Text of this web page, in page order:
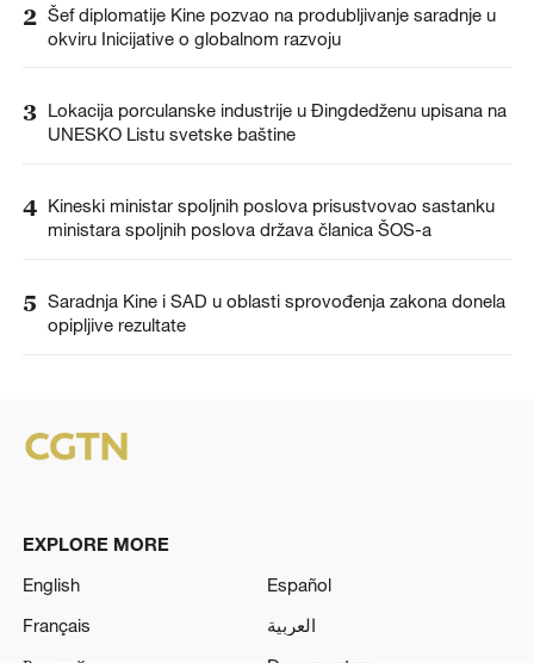
2 Šef diplomatije Kine pozvao na produbljivanje saradnje u
okviru Inicijative o globalnom razvoju
3 Lokacija porculanske industrije u Đingdedženu upisana na
UNESKO Listu svetske baštine
4 Kineski ministar spoljnih poslova prisustvovao sastanku
ministara spoljnih poslova država članica ŠOS-a
5 Saradnja Kine i SAD u oblasti sprovođenja zakona donela
opipljive rezultate
EXPLORE MORE
English
Español
Français
العربية